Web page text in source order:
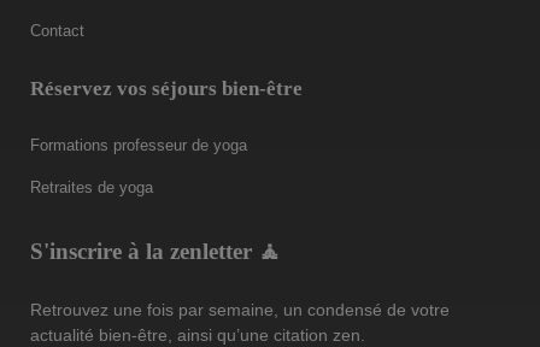
Contact
Réservez vos séjours bien-être
Formations professeur de yoga
Retraites de yoga
S'inscrire à la zenletter 🧘
Retrouvez une fois par semaine, un condensé de votre
actualité bien-être, ainsi qu’une citation zen.